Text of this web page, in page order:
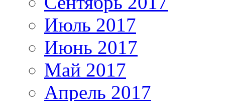
Июль 2017
Июнь 2017
Май 2017
Апрель 2017